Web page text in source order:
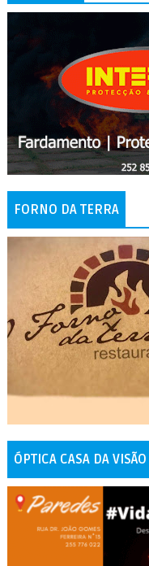
FORNO DA TERRA
ÓPTICA CASA DA VISÃO